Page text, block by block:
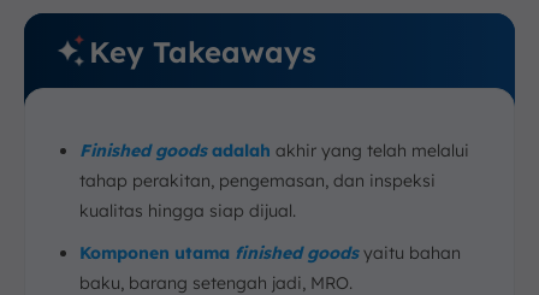
Bagaimana Cara Menghitung Finished Goods?
1. Mengidentifikasi Saldo Awal Finished Goods
4. Menghitung Total Finish Good
Contoh Perhitungan Finished Goods
Tantangan dalam Manajemen Finished Goods
1. Ketidakseimbangan antara Produksi dan
Permintaan
Key Takeaways
Finished goodsadalah akhir yang telah melalui
tahap perakitan, pengemasan, dan inspeksi
kualitas hingga siap dijual.
Komponen utama finished goodsyaitu bahan
baku, barang setengah jadi, MRO.